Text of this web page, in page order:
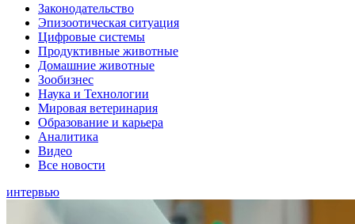
Законодательство
Эпизоотическая ситуация
Цифровые системы
Продуктивные животные
Домашние животные
Зообизнес
Наука и Технологии
Мировая ветеринария
Образование и карьера
Аналитика
Видео
Все новости
интервью